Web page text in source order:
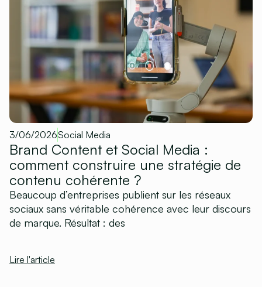
3/06/2026Social Media
Brand Content et Social Media :
comment construire une stratégie de
contenu cohérente ?
Beaucoup d’entreprises publient sur les réseaux
sociaux sans véritable cohérence avec leur discours
de marque. Résultat : des
Lire l'article